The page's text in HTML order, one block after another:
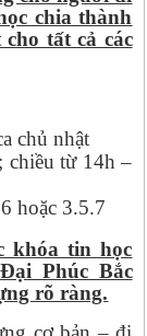
chia thành
tất cả các
chủ nhật
chiều từ 14h –
hoặc 3.5.7
khóa tin học
Phúc Bắc
rõ ràng.